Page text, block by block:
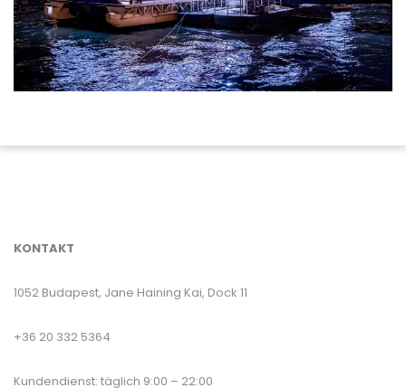
KONTAKT
1052 Budapest, Jane Haining Kai, Dock 11
+36 20 332 5364
Kundendienst: täglich 9:00 – 22:00